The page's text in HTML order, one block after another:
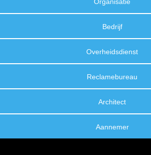
Bedrijf
Overheidsdienst
Reclamebureau
Architect
Aannemer